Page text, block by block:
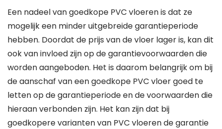
Een nadeel van goedkope PVC vloeren is dat ze
mogelijk een minder uitgebreide garantieperiode
hebben. Doordat de prijs van de vloer lager is, kan dit
ook van invloed zijn op de garantievoorwaarden die
worden aangeboden. Het is daarom belangrijk om bij
de aanschaf van een goedkope PVC vloer goed te
letten op de garantieperiode en de voorwaarden die
hieraan verbonden zijn. Het kan zijn dat bij
goedkopere varianten van PVC vloeren de garantie